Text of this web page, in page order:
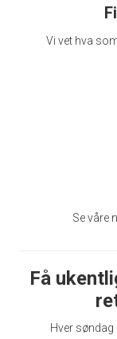
Vi vet hva
Se våre
Få
Hver søndag